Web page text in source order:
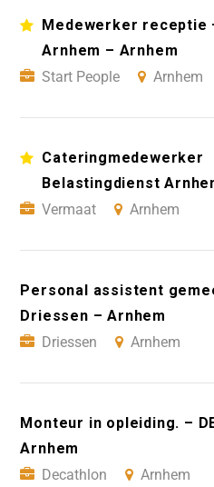
Medewerker receptie
Arnhem – Arnhem
Start People
Arnhem
Cateringmedewerker
Belastingdienst
Vermaat
Arnhem
Personal assistent
Driessen – Arnhem
Driessen
Arnhem
Monteur in opleiding. –
Arnhem
Decathlon
Arnhem